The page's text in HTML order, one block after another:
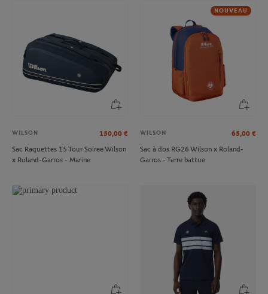
WILSON 150,00 €
Sac Raquettes 15 Tour Soiree Wilson
x Roland-Garros - Marine
NOUVEAU
WILSON 65,00 €
Sac à dos RG26 Wilson x Roland-
Garros - Terre battue